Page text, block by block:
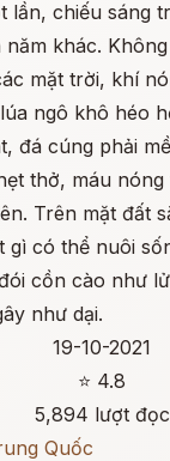
lần, chiếu sáng
năm khác.
mặt trời, khí
ngô khô héo
đá cúng phải
thở, máu
Trên mặt đất
gì có thể nuôi
cồn cào như
như dại.
19-10-2021
⭐ 4.8
5,894 lượt đọc
Quốc